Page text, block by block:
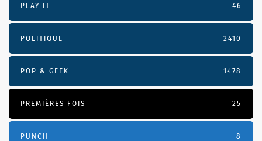
PLAY IT 46
POLITIQUE 2410
POP & GEEK 1478
PREMIÈRES FOIS 25
PUNCH 8